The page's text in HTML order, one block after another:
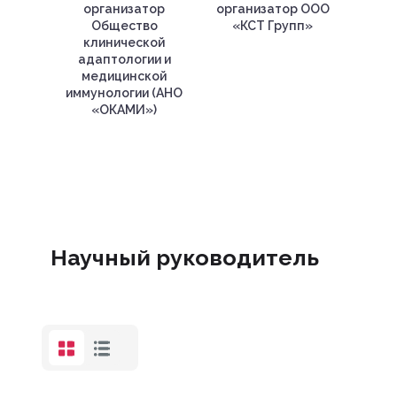
организатор
Общество
клинической
адаптологии и
медицинской
иммунологии (АНО
«ОКАМИ»)
организатор ООО
«КСТ Групп»
Научный руководитель